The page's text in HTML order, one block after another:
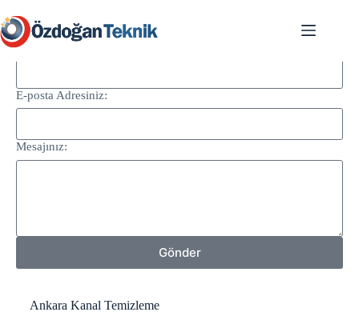
Destek Formu
Adınız ve Soyadınız:
E-posta Adresiniz:
Mesajınız:
Gönder
Ankara Kanal Temizleme